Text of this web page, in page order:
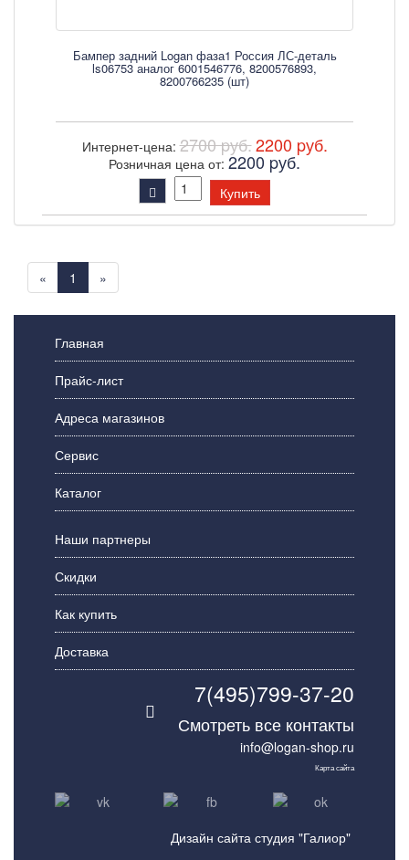
Бампер задний Logan фаза1 Россия ЛС-деталь
ls06753 аналог 6001546776, 8200576893,
8200766235 (шт)
Интернет-цена:2700 pуб.2200 pуб.
Розничная цена от: 2200 pуб.
Купить
« 1 »
Главная
Прайс-лист
Адреса магазинов
Сервис
Каталог
Наши партнеры
Скидки
Как купить
Доставка
7(495)799-37-20
Смотреть все контакты
info@logan-shop.ru
Карта сайта
Дизайн сайта студия "Галиор"